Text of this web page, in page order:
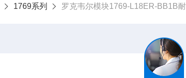
1769系列 罗克韦尔模块1769-L18ER-BB1B